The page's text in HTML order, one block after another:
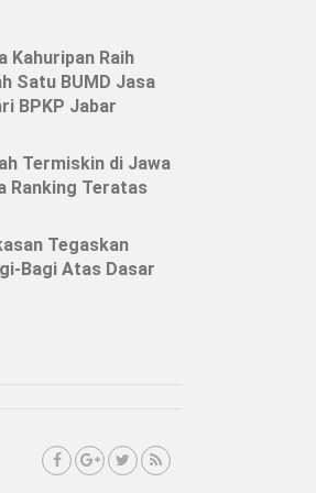
Kahuripan Raih
Satu BUMD Jasa
BPKP Jabar
Termiskin di Jawa
Ranking Teratas
Tegaskan
Bagi Atas Dasar